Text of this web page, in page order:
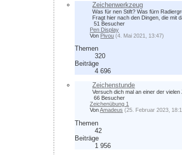
Zeichenwerkzeug
Was für nen Stift? Was fürn
Fragt hier nach den Dingen, die mit
51 Besucher
Pen Display
Von Pivou (4. Mai 2021, 13:47)
Themen
320
Beiträge
4 696
Zeichenstunde
Versuch dich mal an einer der
66 Besucher
Zeichenübung 1
VonAmadeus (25. Februar 2023,
Themen
42
Beiträge
1 956